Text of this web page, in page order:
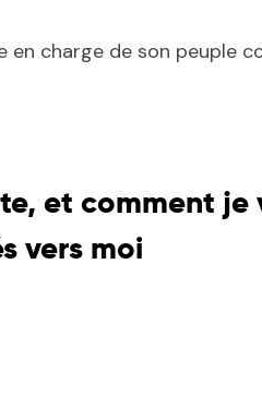
charge de son peuple
et comment je
vers moi